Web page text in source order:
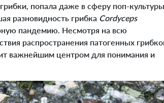
попала даже в сферу поп-
разновидность грибка Cordyceps
пандемию. Несмотря на всю
распространения патогенных
важнейшим центром для понимания и